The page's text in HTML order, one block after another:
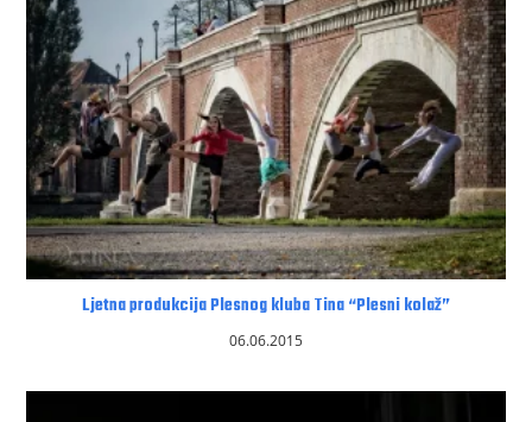
Ljetna produkcija Plesnog kluba Tina “Plesni kolaž”
06.06.2015